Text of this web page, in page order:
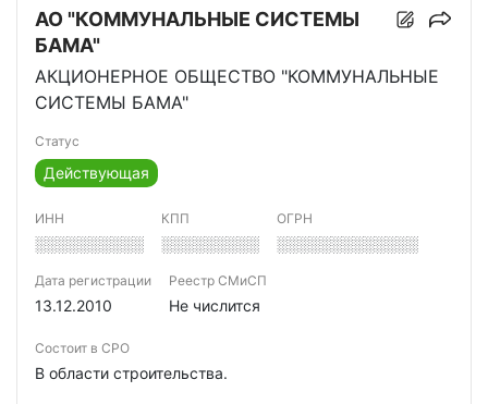
АО "КОММУНАЛЬНЫЕ СИСТЕМЫ
БАМА"
АКЦИОНЕРНОЕ ОБЩЕСТВО "КОММУНАЛЬНЫЕ
СИСТЕМЫ БАМА"
Статус
Действующая
ИНН
░░░░░░░░░░
КПП
░░░░░░░░░
ОГРН
░░░░░░░░░░░░░
Дата регистрации
13.12.2010
Реестр СМиСП
Не числится
Состоит в СРО
В области строительства.